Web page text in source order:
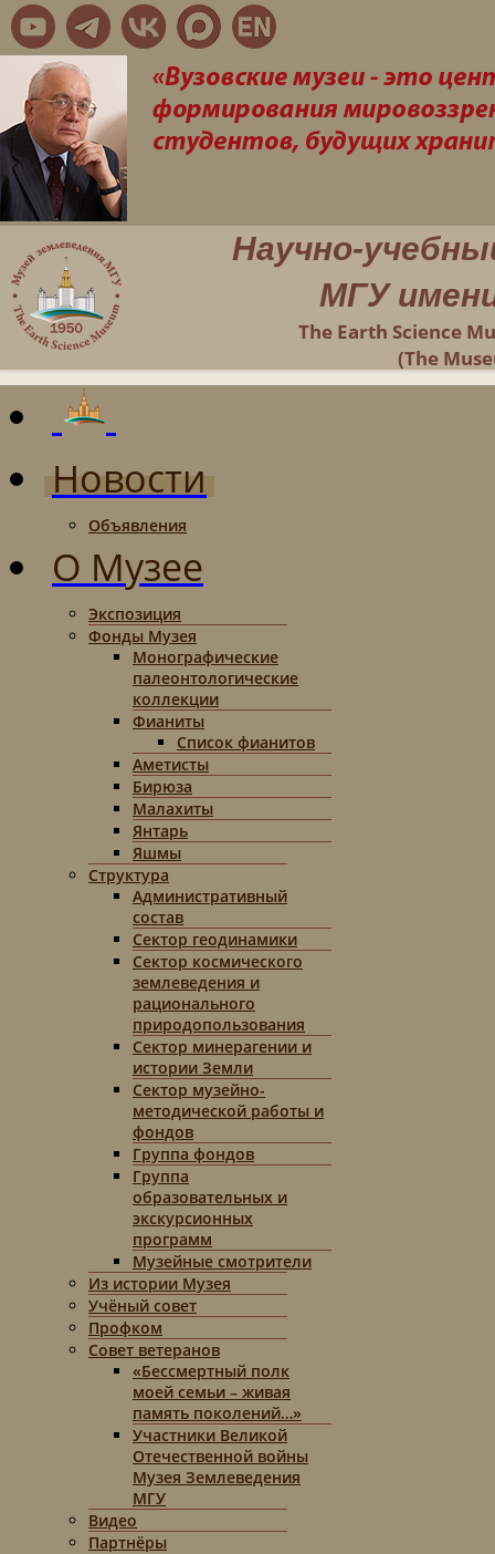
Научно-
МГУ
The Earth Science
(The
Новости
Объявления
О Музее
Экспозиция
Фонды Музея
Монографические
палеонтологические
коллекции
Фианиты
Список фианитов
Аметисты
Бирюза
Малахиты
Янтарь
Яшмы
Структура
Административный
состав
Сектор геодинамики
Сектор космического
землеведения и
рационального
природопользования
Сектор минерагении и
истории Земли
Сектор музейно-
методической работы и
фондов
Группа фондов
Группа
образовательных и
экскурсионных
программ
Музейные смотрители
Из истории Музея
Учёный совет
Профком
Совет ветеранов
«Бессмертный полк
моей семьи – живая
память поколений…»
Участники Великой
Отечественной войны
Музея Землеведения
МГУ
Видео
Партнёры